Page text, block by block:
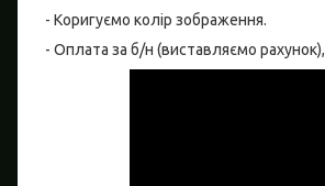
- Коригуємо колір зображення.
- Оплата за б/н (виставляємо